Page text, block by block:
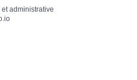
administrative